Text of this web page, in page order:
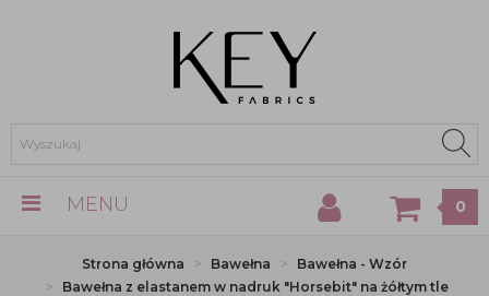
MENU 0
Strona główna Bawełna
Bawełna - Wzór
Bawełna z elastanem w nadruk "Horsebit" na żółtym tle